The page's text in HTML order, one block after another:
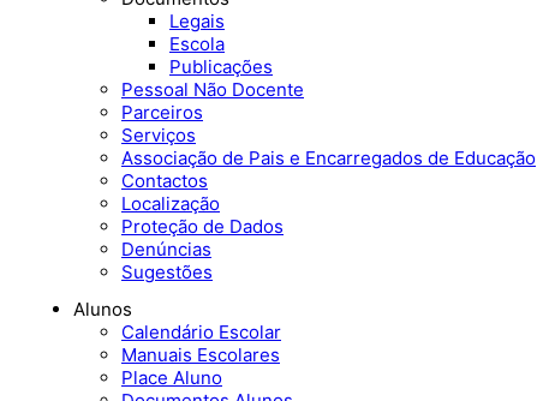
Legais
Escola
Publicações
Pessoal Não Docente
Parceiros
Serviços
Associação de Pais e Encarregados de Educação
Contactos
Localização
Proteção de Dados
Denúncias
Sugestões
Alunos
Calendário Escolar
Manuais Escolares
Place Aluno